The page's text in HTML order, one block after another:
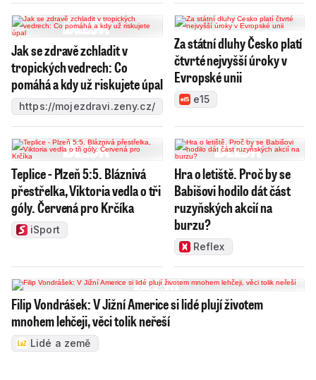
Jak se zdravě zchladit v
tropických vedrech: Co
pomáhá a kdy už riskujete úpal
https://mojezdravi.zeny.cz/
Za státní dluhy Česko platí
čtvrté nejvyšší úroky v
Evropské unii
e15
Teplice - Plzeň 5:5. Bláznivá
přestřelka, Viktoria vedla o tři
góly. Červená pro Krčíka
iSport
Hra o letiště. Proč by se
Babišovi hodilo dát část
ruzyňských akcií na
burzu?
Reflex
Filip Vondrášek: V Jižní Americe si lidé plují životem
mnohem lehčeji, věci tolik neřeší
Lidé a země